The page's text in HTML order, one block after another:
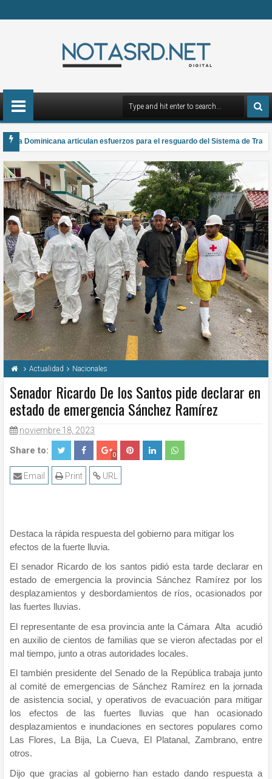
Dominicana articulan esfuerzos para el resguardo del Sistema de
Nacional de Poesía Salomé Ureña de Henríquez 2026
Actualidad Nacionales
Senador Ricardo De los Santos pide declarar en
estado de emergencia Sánchez Ramírez
noviembre 18, 2023
Share to: 0
URL
Print
Email
Destaca la rápida respuesta del gobierno para mitigar los
efectos de la fuerte lluvia.
El senador Ricardo de los santos pidió esta tarde declarar en
estado de emergencia la provincia Sánchez Ramírez por los
desplazamientos y desbordamientos de ríos, ocasionados por
las fuertes lluvias.
El representante de esa provincia ante la Cámara Alta acudió
en auxilio de cientos de familias que se vieron afectadas por el
mal tiempo, junto a otras autoridades locales.
El también presidente del Senado de la República trabaja junto
al comité de emergencias de Sánchez Ramírez en la jornada
de asistencia social, y operativos de evacuación para mitigar
los efectos de las fuertes lluvias que han ocasionado
desplazamientos e inundaciones en sectores populares como
Las Flores, La Bija, La Cueva, El Platanal, Zambrano, entre
otros.
Dijo que gracias al gobierno han estado dando respuesta a